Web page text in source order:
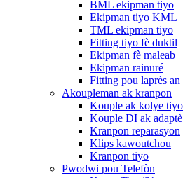
BML ekipman tiyo
Ekipman tiyo KML
TML ekipman tiyo
Fitting tiyo fè duktil
Ekipman fè maleab
Ekipman rainuré
Fitting pou laprès an
Akoupleman ak kranpon
Kouple ak kolye
Kouple DI ak
Kranpon reparasyon
Klips kawoutchou
Kranpon tiyo
Pwodwi pou Telefòn